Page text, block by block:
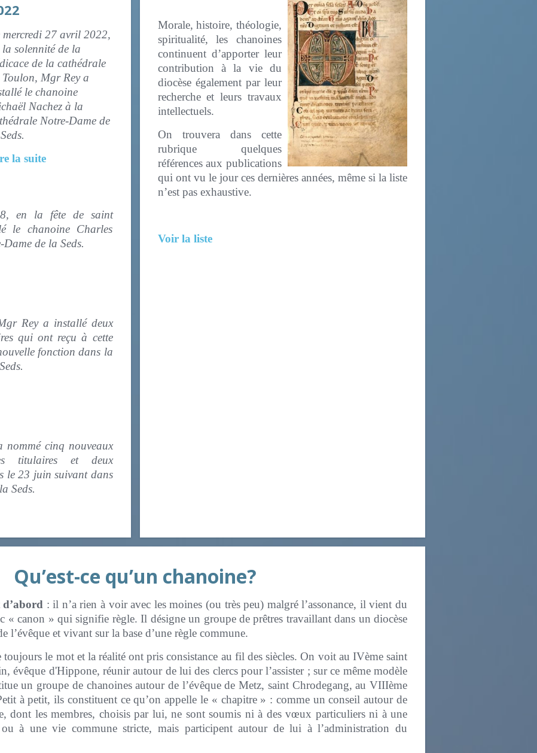
mercredi 27 avril 2022,
la solennité de la
de la cathédrale
Toulon, Mgr Rey a
le chanoine
Nachez à la
Notre-Dame de
la suite
en la fête de saint
le chanoine Charles
de la Seds.
Rey a installé deux
qui ont reçu à cette
fonction dans la
Seds.
cinq nouveaux
titulaires et deux
le 23 juin suivant dans
de la Seds.
Morale, histoire, théologie,
spiritualité, les chanoines
continuent d’apporter leur
contribution à la vie du
diocèse également par leur
recherche et leurs travaux
intellectuels.
On trouvera dans cette
rubrique quelques
références aux publications
qui ont vu le jour ces dernières années, même si la liste
n’est pas exhaustive.
Voir la liste
Qu’est-ce qu’un chanoine?
: il n’a rien à voir avec les moines (ou très peu) malgré l’assonance, il vient du
« canon » qui signifie règle. Il désigne un groupe de prêtres travaillant dans un diocèse
l’évêque et vivant sur la base d’une règle commune.
toujours le mot et la réalité ont pris consistance au fil des siècles. On voit au IVème saint
évêque d'Hippone, réunir autour de lui des clercs pour l’assister ; sur ce même modèle
un groupe de chanoines autour de l’évêque de Metz, saint Chrodegang, au VIIIème
à petit, ils constituent ce qu’on appelle le « chapitre » : comme un conseil autour de
dont les membres, choisis par lui, ne sont soumis ni à des vœux particuliers ni à une
à une vie commune stricte, mais participent autour de lui à l’administration du